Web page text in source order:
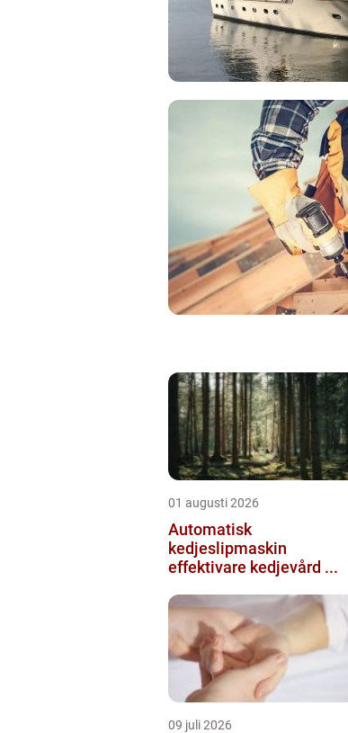
01 augusti 2026
Automatisk
kedjeslipmaskin
effektivare kedjevård ...
09 juli 2026